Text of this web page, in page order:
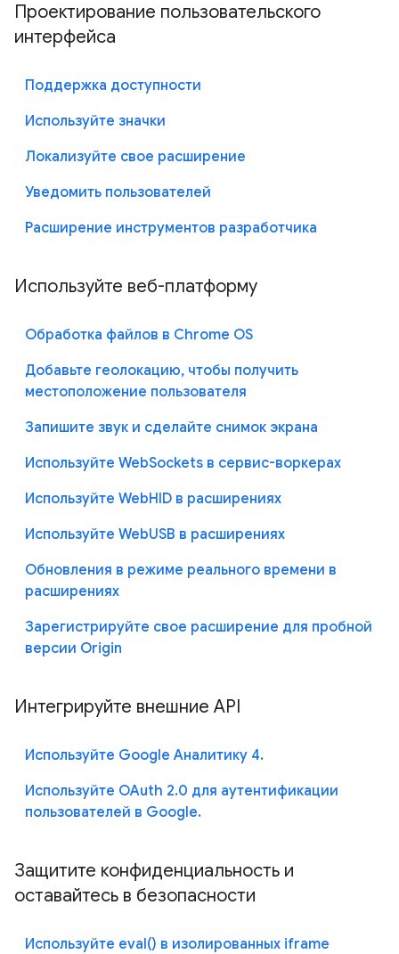
Проектирование пользовательского
интерфейса
Поддержка доступности
Используйте значки
Локализуйте свое расширение
Уведомить пользователей
Расширение инструментов разработчика
Используйте веб-платформу
Обработка файлов в Chrome OS
Добавьте геолокацию, чтобы получить
местоположение пользователя
Запишите звук и сделайте снимок экрана
Используйте WebSockets в сервис-воркерах
Используйте WebHID в расширениях
Используйте WebUSB в расширениях
Обновления в режиме реального времени в
расширениях
Зарегистрируйте свое расширение для пробной
версии Origin
Интегрируйте внешние API
Используйте Google Аналитику 4.
Используйте OAuth 2.0 для аутентификации
пользователей в Google.
Защитите конфиденциальность и
оставайтесь в безопасности
Используйте eval() в изолированных iframe